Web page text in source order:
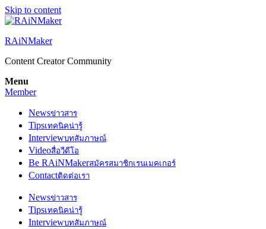
Skip to content
RAiNMaker
Content Creator Community
Menu
Member
Newsข่าวสาร
Tipsเทคนิคน่ารู้
Interviewบทสัมภาษณ์
Videoสื่อวีดีโอ
Be RAiNMakerสมัครสมาชิกเรนเมคเกอร์
Contactติดต่อเรา
Newsข่าวสาร
Tipsเทคนิคน่ารู้
Interviewบทสัมภาษณ์